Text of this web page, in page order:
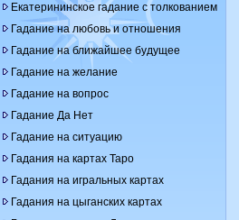
Екатерининское гадание с толкованием
Гадание на любовь и отношения
Гадание на ближайшее будущее
Гадание на желание
Гадание на вопрос
Гадание Да Нет
Гадание на ситуацию
Гадания на картах Таро
Гадания на игральных картах
Гадания на цыганских картах